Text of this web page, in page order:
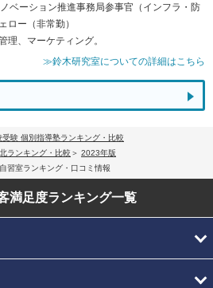
ベーション推進事務局参事官（インフラ・防
ロー（非常勤）
理、マーケティング。
≫鈴木研究室についての詳細はこちら
受験 個別指導塾ランキング・比較
ランキング・比較
2023年版
習室ランキング・口コミ情報
満足度ランキング一覧